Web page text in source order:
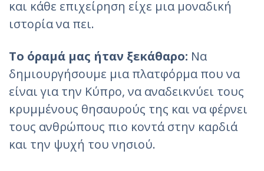
και κάθε επιχείρηση είχε μια μοναδική
ιστορία να πει.
Το όραμά μας ήταν ξεκάθαρο: Να
δημιουργήσουμε μια πλατφόρμα που να
είναι για την Κύπρο, να αναδεικνύει τους
κρυμμένους θησαυρούς της και να φέρνει
τους ανθρώπους πιο κοντά στην καρδιά
και την ψυχή του νησιού.